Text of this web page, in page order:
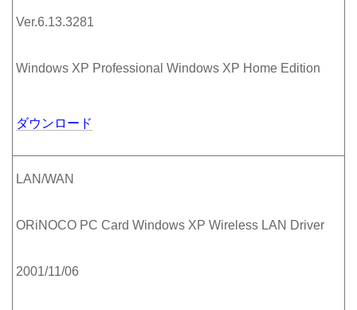
Ver.6.13.3281
Windows XP Professional Windows XP Home Edition
ダウンロード
LAN/WAN
ORiNOCO PC Card Windows XP Wireless LAN Driver
2001/11/06